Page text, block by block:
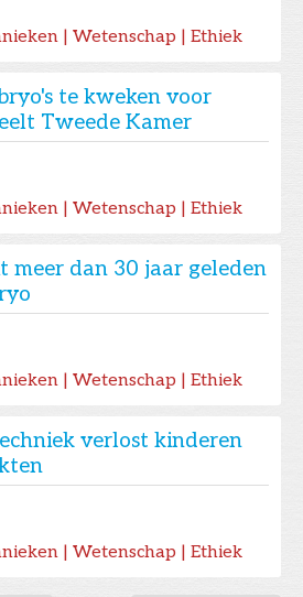
| Wetenschap | Ethiek
te kweken voor
Tweede Kamer
| Wetenschap | Ethiek
meer dan 30 jaar geleden
| Wetenschap | Ethiek
verlost kinderen
| Wetenschap | Ethiek